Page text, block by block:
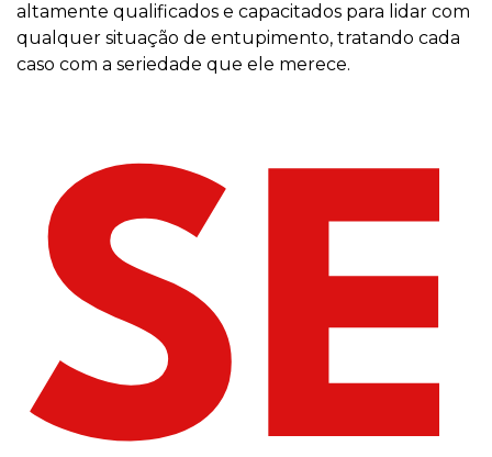
altamente qualificados e capacitados para lidar com
qualquer situação de entupimento, tratando cada
caso com a seriedade que ele merece.
SE